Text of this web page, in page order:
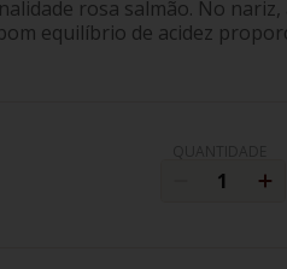
rosa salmão. No
equilíbrio de acidez